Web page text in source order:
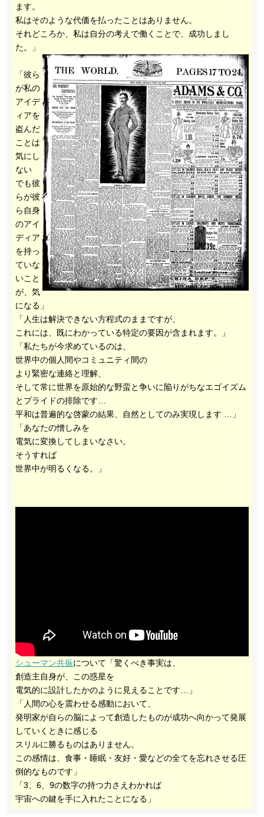
ます。
私はそのような代価を払ったことはありません。
それどころか、私は自分の考えで働くことで、成功しまし
た。」
「彼ら
が私の
アイデ
ィアを
盗んだ
ことは
気にし
ない
でも彼
らが彼
ら自身
のアイ
ディア
を持っ
ていな
いこと
が、気
になる」
「人生は解決できない方程式のままですが、
これには、既にわかっている特定の要因が含まれます。」
「私たちが今求めているのは、
世界中の個人間やコミュニティ間の
より緊密な連絡と理解、
そして常に世界を原始的な野蛮と争いに陥りがちなエゴイズム
とプライドの排除です…
平和は普遍的な啓蒙の結果、自然としてのみ実現します …」
「あなたの憎しみを
電気に変換してしまいなさい。
そうすれば
世界中が明るくなる。」
シューマン共振について「驚くべき事実は、
創造主自身が、この惑星を
電気的に設計したかのように見えることです…」
「人間の心を震わせる感動において、
発明家が自らの脳によって創造したものが成功へ向かって発展
していくときに感じる
スリルに勝るものはありません。
この感情は、食事・睡眠・友好・愛などの全てを忘れさせる圧
倒的なものです」
「3、6、9の数字の持つ力さえわかれば
宇宙への鍵を手に入れたことになる」